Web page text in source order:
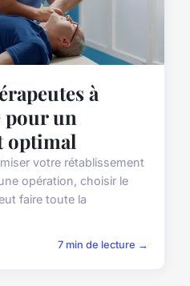
à
un
optimal
votre rétablissement
opération, choisir le
faire toute la
7 min de lecture →